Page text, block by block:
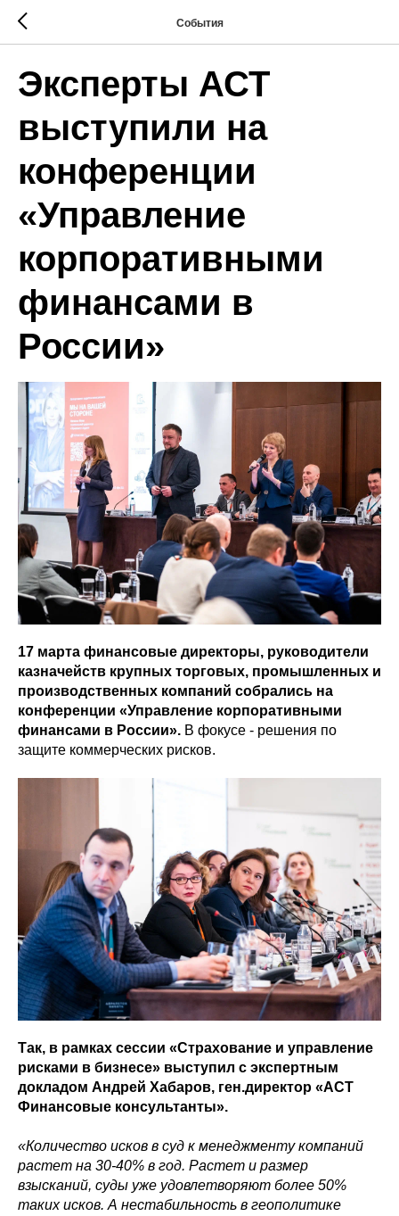
События
Эксперты АСТ
выступили на
конференции
«Управление
корпоративными
финансами в
России»
17 марта финансовые директоры, руководители
казначейств крупных торговых, промышленных и
производственных компаний собрались на
конференции «Управление корпоративными
финансами в России». В фокусе - решения по
защите коммерческих рисков.
Так, в рамках сессии «Страхование и управление
рисками в бизнесе» выступил с экспертным
докладом Андрей Хабаров, ген.директор «АСТ
Финансовые консультанты».
«Количество исков в суд к менеджменту компаний
растет на 30-40% в год. Растет и размер
взысканий, суды уже удовлетворяют более 50%
таких исков. А нестабильность в геополитике